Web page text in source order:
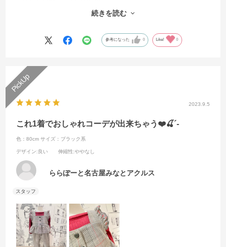
かわいいポイントがありすぎるセットアップです！！
着回し力バツグンです♩
続きを読む
参考になった 0 Like! 0
2023.9.5
これ1着でおしゃれコーデが出来ちゃう❤️🍒´-
色：80cm サイズ：ブラック系
デザイン:良い 伸縮性:ややなし
ららぽーと名古屋みなとアクルス